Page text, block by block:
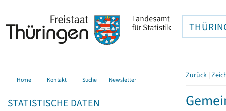
Home Kontakt Suche Newsletter
STATISTISCHE DATEN
Zurück |